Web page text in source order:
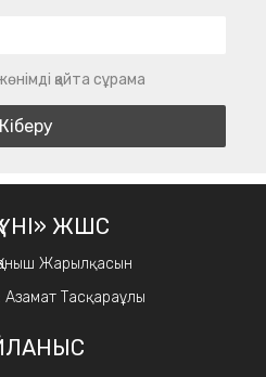
қайта сұрама
ҮНІ» ЖШС
Жарылқасын
Азамат Тасқараұлы